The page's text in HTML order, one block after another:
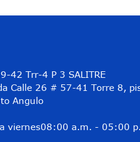
42 Trr-4 P 3 SALITRE
Calle 26 # 57-41 Torre 8,
Angulo
viernes08:00 a.m. - 05:00